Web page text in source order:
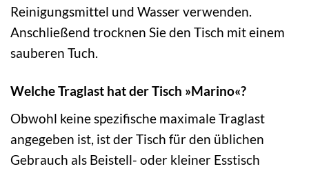
Reinigungsmittel und Wasser verwenden.
Anschließend trocknen Sie den Tisch mit einem
sauberen Tuch.
Welche Traglast hat der Tisch »Marino«?
Obwohl keine spezifische maximale Traglast
angegeben ist, ist der Tisch für den üblichen
Gebrauch als Beistell- oder kleiner Esstisch